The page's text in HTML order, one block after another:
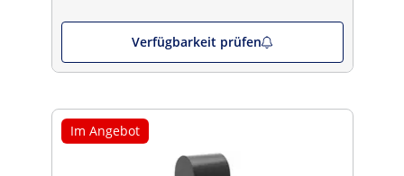
Verfügbarkeit prüfen
Im Angebot